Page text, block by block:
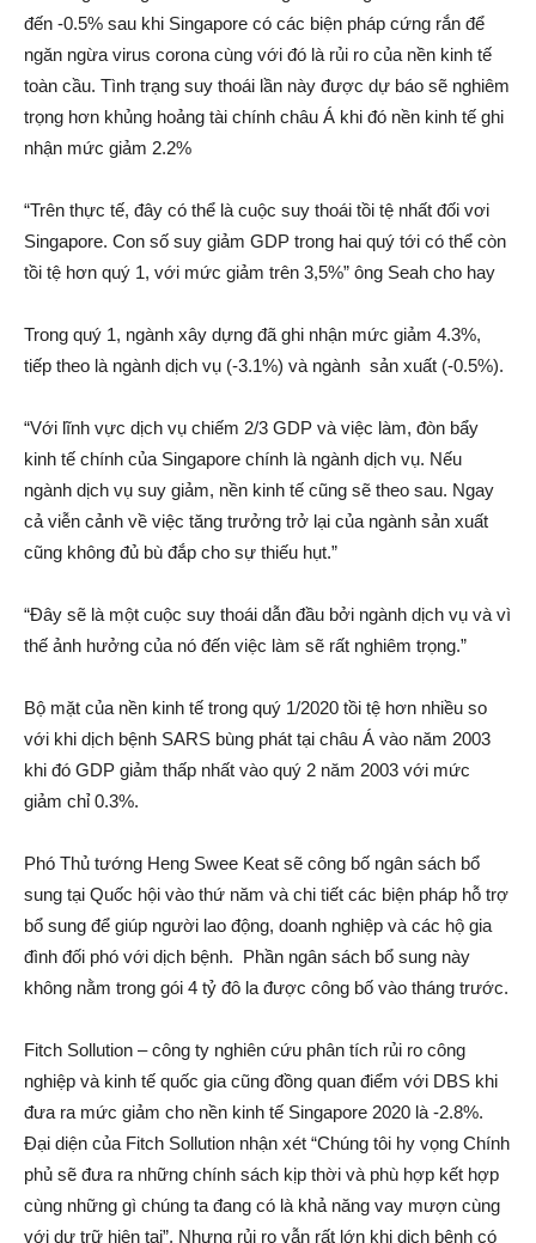
đến -0.5% sau khi Singapore có các biện pháp cứng rắn để
ngăn ngừa virus corona cùng với đó là rủi ro của nền kinh tế
toàn cầu. Tình trạng suy thoái lần này được dự báo sẽ nghiêm
trọng hơn khủng hoảng tài chính châu Á khi đó nền kinh tế ghi
nhận mức giảm 2.2%
“Trên thực tế, đây có thể là cuộc suy thoái tồi tệ nhất đối vơi
Singapore. Con số suy giảm GDP trong hai quý tới có thể còn
tồi tệ hơn quý 1, với mức giảm trên 3,5%” ông Seah cho hay
Trong quý 1, ngành xây dựng đã ghi nhận mức giảm 4.3%,
tiếp theo là ngành dịch vụ (-3.1%) và ngành sản xuất (-0.5%).
“Với lĩnh vực dịch vụ chiếm 2/3 GDP và việc làm, đòn bẩy
kinh tế chính của Singapore chính là ngành dịch vụ. Nếu
ngành dịch vụ suy giảm, nền kinh tế cũng sẽ theo sau. Ngay
cả viễn cảnh về việc tăng trưởng trở lại của ngành sản xuất
cũng không đủ bù đắp cho sự thiếu hụt.”
“Đây sẽ là một cuộc suy thoái dẫn đầu bởi ngành dịch vụ và vì
thế ảnh hưởng của nó đến việc làm sẽ rất nghiêm trọng.”
Bộ mặt của nền kinh tế trong quý 1/2020 tồi tệ hơn nhiều so
với khi dịch bệnh SARS bùng phát tại châu Á vào năm 2003
khi đó GDP giảm thấp nhất vào quý 2 năm 2003 với mức
giảm chỉ 0.3%.
Phó Thủ tướng Heng Swee Keat sẽ công bố ngân sách bổ
sung tại Quốc hội vào thứ năm và chi tiết các biện pháp hỗ trợ
bổ sung để giúp người lao động, doanh nghiệp và các hộ gia
đình đối phó với dịch bệnh. Phần ngân sách bổ sung này
không nằm trong gói 4 tỷ đô la được công bố vào tháng trước.
Fitch Sollution – công ty nghiên cứu phân tích rủi ro công
nghiệp và kinh tế quốc gia cũng đồng quan điểm với DBS khi
đưa ra mức giảm cho nền kinh tế Singapore 2020 là -2.8%.
Đại diện của Fitch Sollution nhận xét “Chúng tôi hy vọng Chính
phủ sẽ đưa ra những chính sách kịp thời và phù hợp kết hợp
cùng những gì chúng ta đang có là khả năng vay mượn cùng
với dự trữ hiện tại”. Nhưng rủi ro vẫn rất lớn khi dịch bệnh có